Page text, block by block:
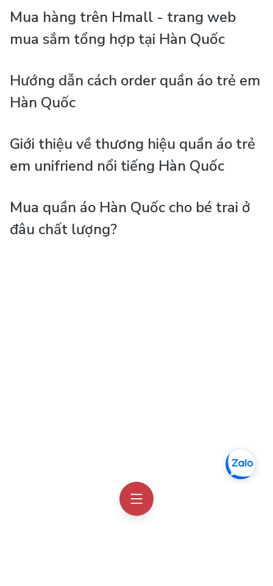
Mua hàng trên Hmall - trang web
mua sắm tổng hợp tại Hàn Quốc
Hướng dẫn cách order quần áo trẻ em
Hàn Quốc
Giới thiệu về thương hiệu quần áo trẻ
em unifriend nổi tiếng Hàn Quốc
Mua quần áo Hàn Quốc cho bé trai ở
đâu chất lượng?